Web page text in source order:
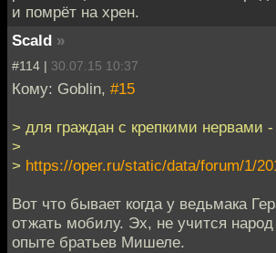
и помрёт на хрен.
Scald »
#114 | 30.07.15 10:37
Кому: Goblin, #15
> для граждан с крепкими нервами
>
> https://oper.ru/static/data/forum/1/
Вот что бывает когда у ведьмака
отжать мобилу. Эх, не учится
опыте братьев Мишеле.